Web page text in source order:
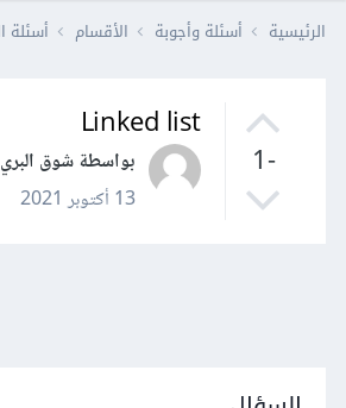
الرئيسية أسئلة وأجوبة الأقسام أسئلة
-1
Linked list
بواسطة شوق البري
13 أكتوبر 2021